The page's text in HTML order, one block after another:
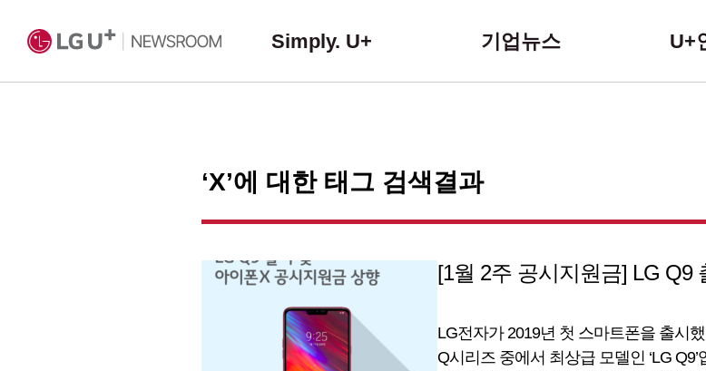
Simply. U+ 기업뉴스 U+
‘X’에 대한 태그 검색결과
[1월 2주 공시지원금] LG Q9
LG전자가 2019년 첫 스마트폰을 출시
Q시리즈 중에서 최상급 모델인 ‘LG